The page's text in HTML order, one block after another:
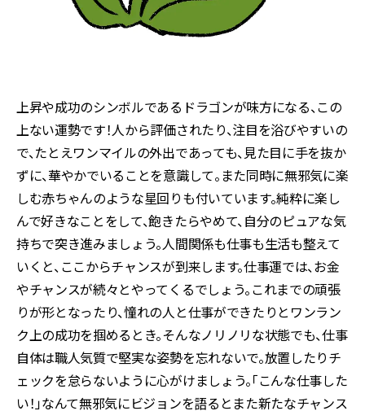
上昇や成功のシンボルであるドラゴンが味方になる、この
上ない運勢です！人から評価されたり、注目を浴びやすいの
で、たとえワンマイルの外出であっても、見た目に手を抜か
ずに、華やかでいることを意識して。また同時に無邪気に楽
しむ赤ちゃんのような星回りも付いています。純粋に楽し
んで好きなことをして、飽きたらやめて、自分のピュアな気
持ちで突き進みましょう。人間関係も仕事も生活も整えて
いくと、ここからチャンスが到来します。仕事運では、お金
やチャンスが続々とやってくるでしょう。これまでの頑張
りが形となったり、憧れの人と仕事ができたりとワンラン
ク上の成功を掴めるとき。そんなノリノリな状態でも、仕事
自体は職人気質で堅実な姿勢を忘れないで。放置したりチ
ェックを怠らないように心がけましょう。「こんな仕事した
い！」なんて無邪気にビジョンを語るとまた新たなチャンス